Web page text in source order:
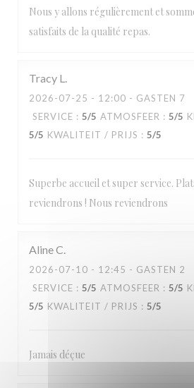
Nous y allons régulièrement et
satisfaits de la qualité repas.
Tracy L
2026-07-25 - 12:00 - GASTEN 7
SERVICE : 5/5 ATMOSFEER : 5/5
5/5 KWALITEIT / PRIJS : 5/5
Superbe accueil et super service.
reviendrons ! Nous reviendrons
AlineC
2026-07-10 - 12:45 - GASTEN 2
SERVICE : 5/5 ATMOSFEER : 5/5
5/5 KWALITEIT / PRIJS : 5/5
Jamais déçue